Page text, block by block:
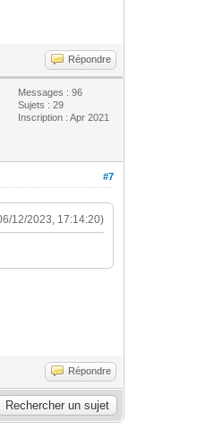
Répondre
Messages : 96
Sujets : 29
Inscription : Apr 2021
#7
12/2023, 17:14:20)
Répondre